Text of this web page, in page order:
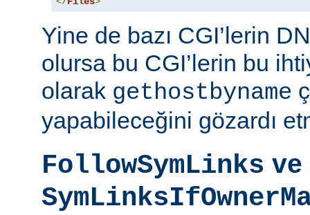
Yine de bazı CGI’lerin
olursa bu CGI’lerin bu
olarak gethostbyname
yapabileceğini gözardı
FollowSymLinks ve